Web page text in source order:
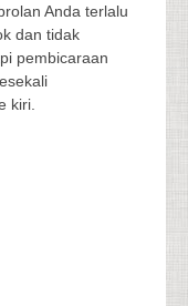
Anda terlalu
dan tidak
pembicaraan
kiri.